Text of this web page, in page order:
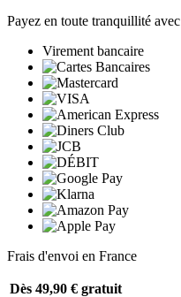
Payez en toute tranquillité avec
Virement bancaire
Frais d'envoi en France
Dès 49,90 € gratuit